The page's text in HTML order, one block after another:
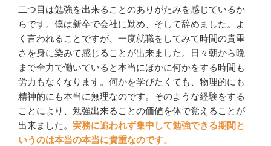
二つ目は勉強を出来ることのありがたみを感じているか
らです。僕は新卒で会社に勤め、そして辞めました。よ
く言われることですが、一度就職をしてみて時間の貴重
さを身に染みて感じることが出来ました。日々朝から晩
まで全力で働いていると本当にほかに何かをする時間も
労力もなくなります。何かを学びたくても、物理的にも
精神的にも本当に無理なのです。そのような経験をする
ことにより、勉強出来ることの価値を体で覚えることが
出来ました。 実務に追われず集中して勉強できる期間と
いうのは本当の本当に貴重なのです。